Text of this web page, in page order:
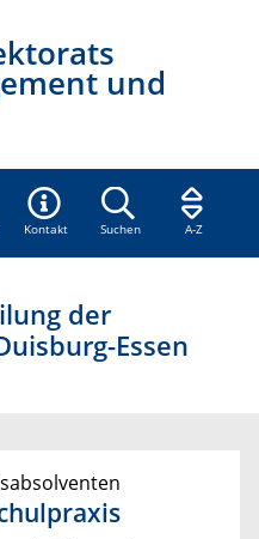
und
Kontakt Suchen A-Z
der
Essen